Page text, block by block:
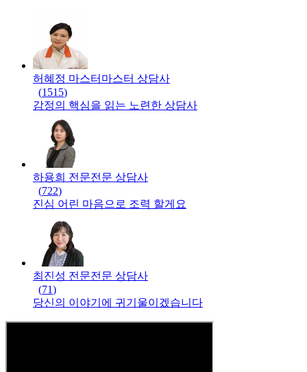
허혜정 마스터 마스터 상담사
(1515)
감정의 핵심을 읽는 노련한 상담사
하용희 전문전문 상담사
(722)
진심 어린 마음으로 조력 할게요
최진성 전문전문 상담사
(71)
당신의 이야기에 귀기울이겠습니다